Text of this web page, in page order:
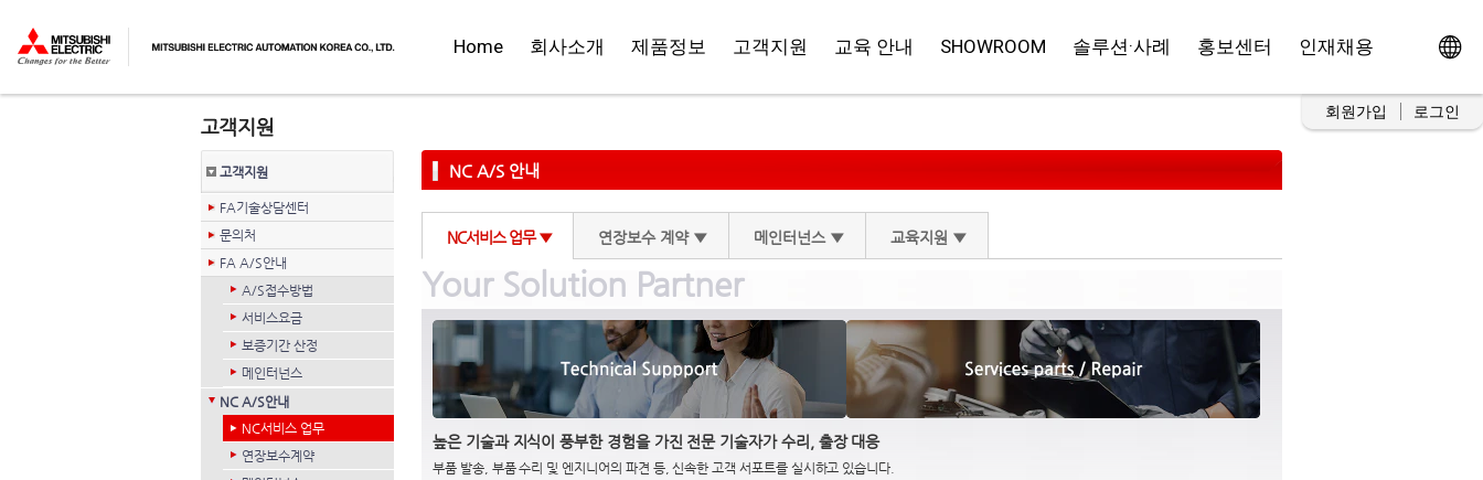
Home 회사소개 제품정보 고객지원 교육 안내 SHOWROOM 솔루션·사례 홍보센터 인재채용
회원가입 로그인
고객지원
FA기술상담센터
문의처
FA A/S안내
A/S접수방법
서비스요금
보증기간 산정
메인터넌스
NC A/S안내
NC서비스 업무
연장보수계약
NC A/S 안내
NC서비스 업무 ▼ 연장보수 계약 ▼ 메인터넌스 ▼ 교육지원 ▼
Your Solution Partner
높은 기술과 지식이 풍부한 경험을 가진 전문 기술자가 수리, 출장 대응
부품 발송, 부품 수리 및 엔지니어의 파견 등, 신속한 고객 서포트를 실시하고 있습니다.